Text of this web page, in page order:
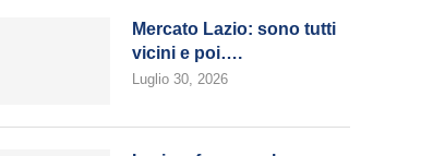
Mercato Lazio: sono tutti
vicini e poi….
Luglio 30, 2026